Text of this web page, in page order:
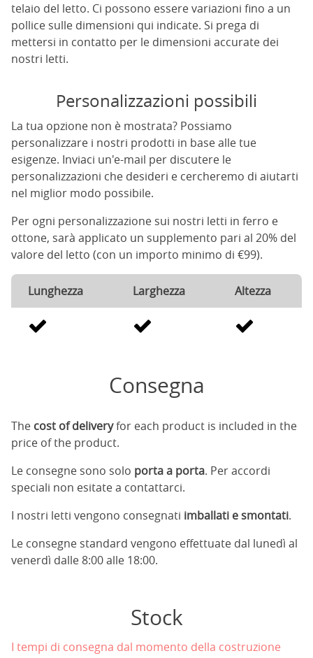
telaio del letto. Ci possono essere variazioni fino a un
pollice sulle dimensioni qui indicate. Si prega di
mettersi in contatto per le dimensioni accurate dei
nostri letti.
Personalizzazioni possibili
La tua opzione non è mostrata? Possiamo
personalizzare i nostri prodotti in base alle tue
esigenze. Inviaci un'e-mail per discutere le
personalizzazioni che desideri e cercheremo di aiutarti
nel miglior modo possibile.
Per ogni personalizzazione sui nostri letti in ferro e
ottone, sarà applicato un supplemento pari al 20% del
valore del letto (con un importo minimo di €99).
Lunghezza Larghezza Altezza
Consegna
The cost of deliveryfor each product is included in the
price of the product.
Le consegne sono solo porta a porta. Per accordi
speciali non esitate a contattarci.
I nostri letti vengono consegnati imballati e smontati.
Le consegne standard vengono effettuate dal lunedì al
venerdì dalle 8:00 alle 18:00.
Stock
I tempi di consegna dal momento della costruzione